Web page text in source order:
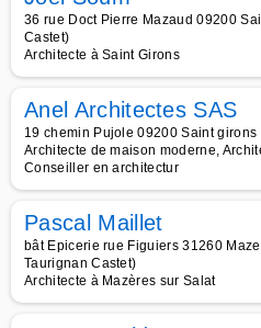
36 rue Doct Pierre Mazaud 09200
Castet)
Architecte à Saint Girons
Anel Architectes SAS
19 chemin Pujole 09200 Saint
Architecte de maison moderne,
Conseiller en architectur
Pascal Maillet
bât Epicerie rue Figuiers 31260
Taurignan Castet)
Architecte à Mazères sur Salat